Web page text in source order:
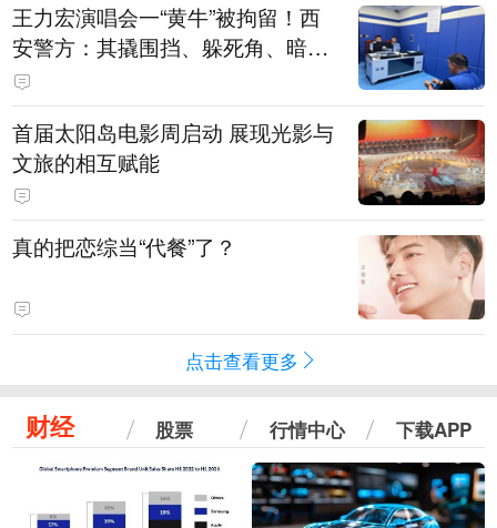
王力宏演唱会一“黄牛”被拘留！西
安警方：其撬围挡、躲死角、暗地
带10人入场
首届太阳岛电影周启动 展现光影与
文旅的相互赋能
真的把恋综当“代餐”了？
点击查看更多
财经 股票 行情中心 下载APP